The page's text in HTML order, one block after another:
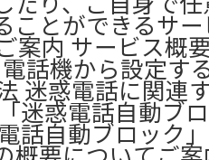
ことができるサ
案内 サービス概
話機から設定す
迷惑電話に関連
迷惑電話自動ブ
話自動ブロック